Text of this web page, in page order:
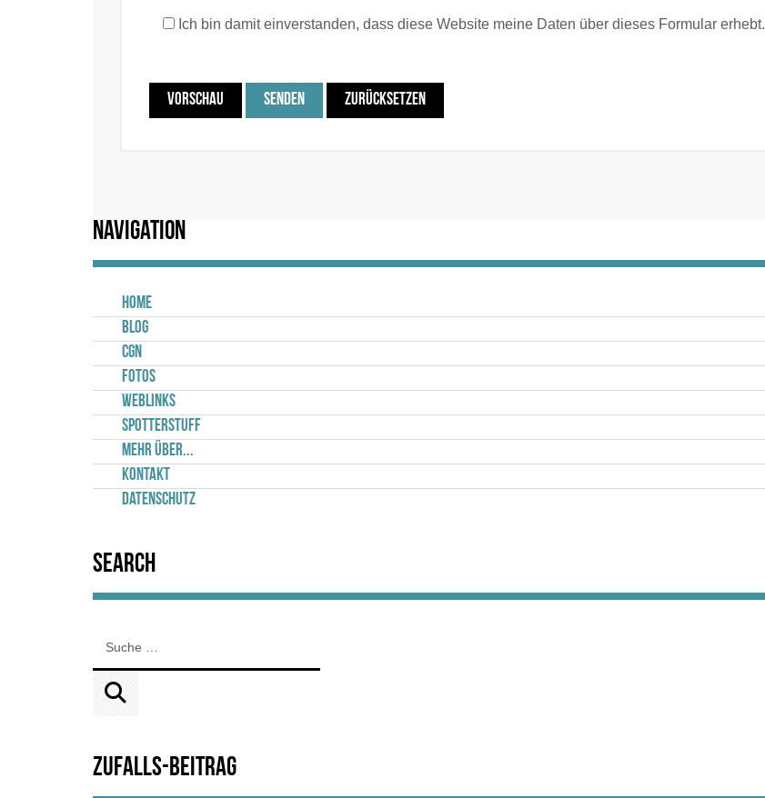
Ich bin damit einverstanden, dass diese Website meine Daten über dieses Formular erhebt.
VORSCHAU SENDEN ZURÜCKSETZEN
Navigation
Home
Blog
CGN
Fotos
Weblinks
Spotterstuff
Mehr über...
Kontakt
Datenschutz
Search
Zufalls-Beitrag